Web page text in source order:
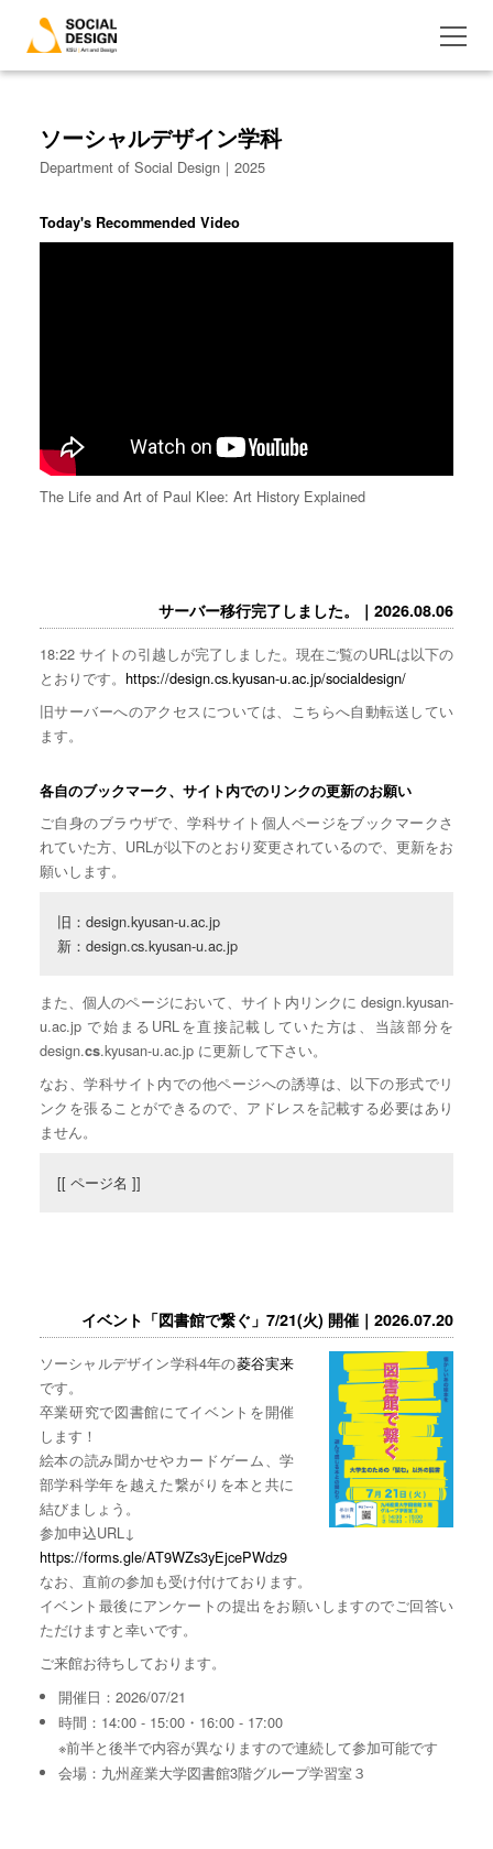
ソーシャルデザイン学科
Department of Social Design｜2025
Today's Recommended Video
The Life and Art of Paul Klee: Art History Explained
サーバー移行完了しました。｜2026.08.06
18:22 サイトの引越しが完了しました。現在ご覧のURLは以下の
とおりです。 https://design.cs.kyusan-u.ac.jp/socialdesign/
旧サーバーへのアクセスについては、こちらへ自動転送してい
ます。
各自のブックマーク、サイト内でのリンクの更新のお願い
ご自身のブラウザで、学科サイト個人ページをブックマークさ
れていた方、URLが以下のとおり変更されているので、更新をお
願いします。
旧：design.kyusan-u.ac.jp
新：design.cs.kyusan-u.ac.jp
また、個人のページにおいて、サイト内リンクに design.kyusan-
u.ac.jp で始まるURLを直接記載していた方は、当該部分を
design.cs.kyusan-u.ac.jp に更新して下さい。
なお、学科サイト内での他ページへの誘導は、以下の形式でリ
ンクを張ることができるので、アドレスを記載する必要はあり
ません。
[[ ページ名 ]]
イベント「図書館で繋ぐ」7/21(火) 開催｜2026.07.20
ソーシャルデザイン学科4年の菱谷実来
です。
卒業研究で図書館にてイベントを開催
します！
絵本の読み聞かせやカードゲーム、学
部学科学年を越えた繋がりを本と共に
結びましょう。
参加申込URL↓
https://forms.gle/AT9WZs3yEjcePWdz9
なお、直前の参加も受け付けております。
イベント最後にアンケートの提出をお願いしますのでご回答い
ただけますと幸いです。
ご来館お待ちしております。
開催日：2026/07/21
時間：14:00 - 15:00・16:00 - 17:00
※前半と後半で内容が異なりますので連続して参加可能です
会場：九州産業大学図書館3階グループ学習室３